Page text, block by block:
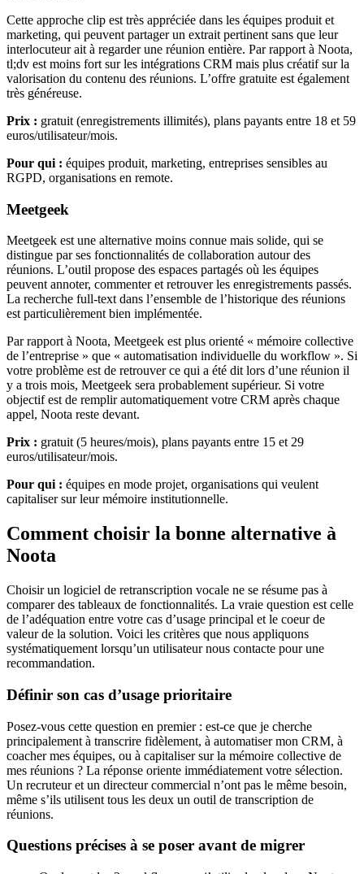
Cette approche clip est très appréciée dans les équipes produit et
marketing, qui peuvent partager un extrait pertinent sans que leur
interlocuteur ait à regarder une réunion entière. Par rapport à Noota,
tl;dv est moins fort sur les intégrations CRM mais plus créatif sur la
valorisation du contenu des réunions. L’offre gratuite est également
très généreuse.
Prix : gratuit (enregistrements illimités), plans payants entre 18 et 59
euros/utilisateur/mois.
Pour qui : équipes produit, marketing, entreprises sensibles au
RGPD, organisations en remote.
Meetgeek
Meetgeek est une alternative moins connue mais solide, qui se
distingue par ses fonctionnalités de collaboration autour des
réunions. L’outil propose des espaces partagés où les équipes
peuvent annoter, commenter et retrouver les enregistrements passés.
La recherche full-text dans l’ensemble de l’historique des réunions
est particulièrement bien implémentée.
Par rapport à Noota, Meetgeek est plus orienté « mémoire collective
de l’entreprise » que « automatisation individuelle du workflow ». Si
votre problème est de retrouver ce qui a été dit lors d’une réunion il
y a trois mois, Meetgeek sera probablement supérieur. Si votre
objectif est de remplir automatiquement votre CRM après chaque
appel, Noota reste devant.
Prix : gratuit (5 heures/mois), plans payants entre 15 et 29
euros/utilisateur/mois.
Pour qui : équipes en mode projet, organisations qui veulent
capitaliser sur leur mémoire institutionnelle.
Comment choisir la bonne alternative à
Noota
Choisir un logiciel de retranscription vocale ne se résume pas à
comparer des tableaux de fonctionnalités. La vraie question est celle
de l’adéquation entre votre cas d’usage principal et le coeur de
valeur de la solution. Voici les critères que nous appliquons
systématiquement lorsqu’un utilisateur nous contacte pour une
recommandation.
Définir son cas d’usage prioritaire
Posez-vous cette question en premier : est-ce que je cherche
principalement à transcrire fidèlement, à automatiser mon CRM, à
coacher mes équipes, ou à capitaliser sur la mémoire collective de
mes réunions ? La réponse oriente immédiatement votre sélection.
Un recruteur et un directeur commercial n’ont pas le même besoin,
même s’ils utilisent tous les deux un outil de transcription de
réunions.
Questions précises à se poser avant de migrer